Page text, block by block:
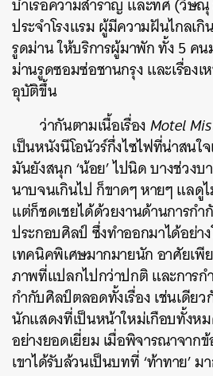
ประจำโรงแรม ผู้มีความฝันไกลเกิ
รูดม่าน ให้บริการผู้มาพัก ทั้ง 5 ค
ม่านรูดซอมซ่อชานกรุง และเรื่องเ
อุบัติขึ้น
ว่ากันตามเนื้อเรื่องMotel
เป็นหนังนีโอนัวร์กึ่งไซไฟที่น่าสนใ
มันยังสนุก ‘น้อย’ ไปนิด บางช่วงบ
นาบจนเกินไป ก็ขาดๆ หายๆ แลดู
แต่ก็ชดเชยได้ด้วยงานด้านการก
ประกอบศิลป์ ซึ่งทำออกมาได้อย่า
เทคนิคพิเศษมากมายนัก อาศัยเพี
ภาพที่แปลกไปกว่าปกติ และการ
กำกับศิลป์ตลอดทั้งเรื่อง เช่นเดีย
นักแสดงที่เป็นหน้าใหม่เกือบทั้งห
อย่างยอดเยี่ยม เมื่อพิจารณาจาก
เขาได้รับล้วนเป็นบทที่ ‘ท้าทาย’ ม